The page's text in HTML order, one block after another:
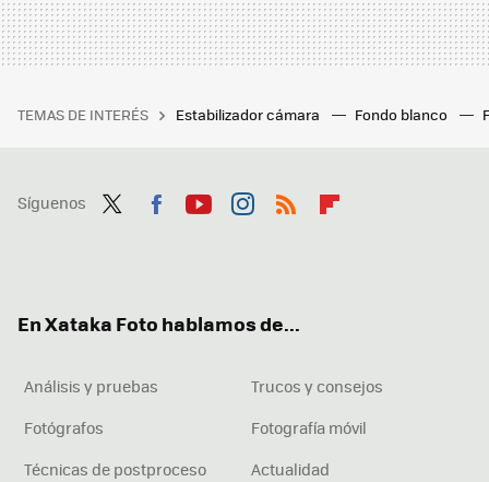
TEMAS DE INTERÉS Estabilizador cámara Fondo blanco
Síguenos
En Xataka Foto hablamos de...
Análisis y pruebas
Trucos y consejos
Fotógrafos
Fotografía móvil
Técnicas de postproceso
Actualidad